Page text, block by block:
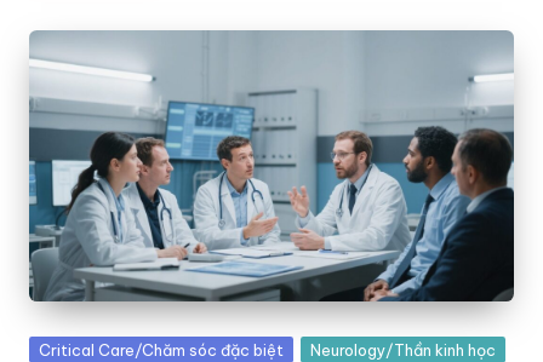
Posted
Critical Care/Chăm sóc đặc biệt
Neurology/Thần kinh học